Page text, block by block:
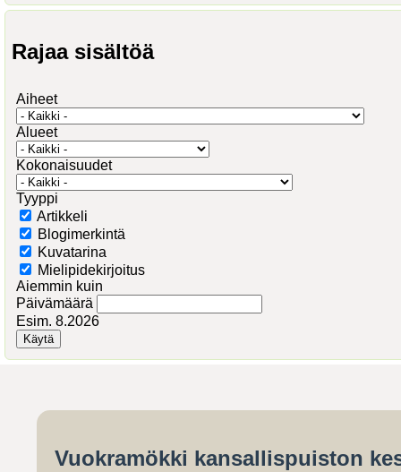
Rajaa sisältöä
Aiheet
Alueet
Kokonaisuudet
Tyyppi
Artikkeli
Blogimerkintä
Kuvatarina
Mielipidekirjoitus
Aiemmin kuin
Päivämäärä
Esim. 8.2026
Vuokramökki kansallispuiston